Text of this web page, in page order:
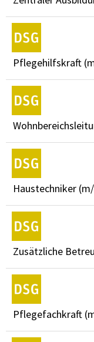
Pflegehilfskraft
Haustechniker
Zusätzliche
Pflegefachkraft